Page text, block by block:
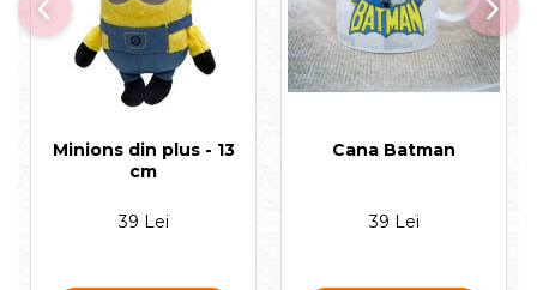
Minions din plus - 13
cm
39 Lei
Cana Batman
39 Lei